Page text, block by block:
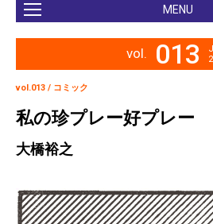
MENU
vol. 013
vol.013 / コミック
私の珍プレー好プレー
大橋裕之